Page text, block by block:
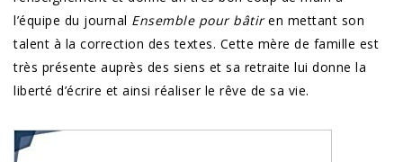
l’équipe du journal Ensemble pour bâtiren mettant son
talent à la correction des textes. Cette mère de famille est
très présente auprès des siens et sa retraite lui donne la
liberté d’écrire et ainsi réaliser le rêve de sa vie.